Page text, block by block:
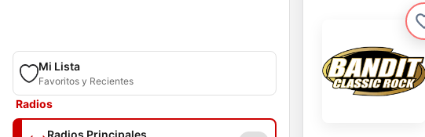
Mi Lista
Favoritos y Recientes
Radios
Radios Principales